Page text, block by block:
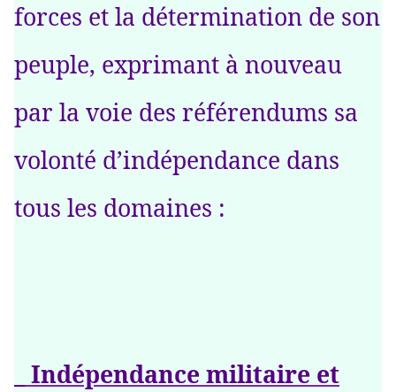
forces et la détermination de son
peuple, exprimant à nouveau
par la voie des référendums sa
volonté d’indépendance dans
tous les domaines :
_ Indépendance militaire et